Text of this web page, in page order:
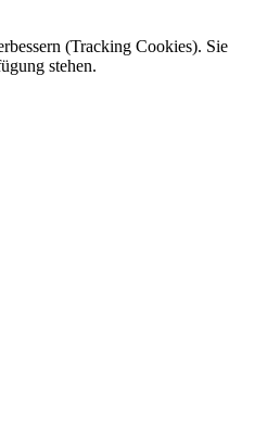
(Tracking Cookies). Sie
stehen.